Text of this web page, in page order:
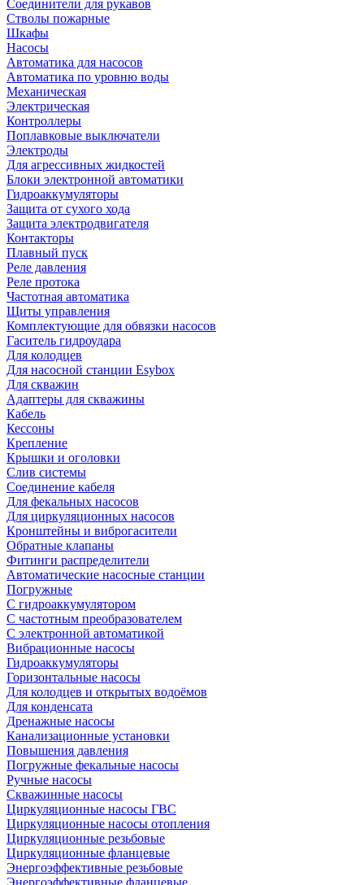
Соединители для рукавов
Стволы пожарные
Шкафы
Насосы
Автоматика для насосов
Автоматика по уровню воды
Механическая
Электрическая
Контроллеры
Поплавковые выключатели
Электроды
Для агрессивных жидкостей
Блоки электронной автоматики
Гидроаккумуляторы
Защита от сухого хода
Защита электродвигателя
Контакторы
Плавный пуск
Реле давления
Реле протока
Частотная автоматика
Щиты управления
Комплектующие для обвязки насосов
Гаситель гидроудара
Для колодцев
Для насосной станции Esybox
Для скважин
Адаптеры для скважины
Кабель
Кессоны
Крепление
Крышки и оголовки
Слив системы
Соединение кабеля
Для фекальных насосов
Для циркуляционных насосов
Кронштейны и виброгасители
Обратные клапаны
Фитинги распределители
Автоматические насосные станции
Погружные
С гидроаккумулятором
С частотным преобразователем
С электронной автоматикой
Вибрационные насосы
Гидроаккумуляторы
Горизонтальные насосы
Для колодцев и открытых водоёмов
Для конденсата
Дренажные насосы
Канализационные установки
Повышения давления
Погружные фекальные насосы
Ручные насосы
Скважинные насосы
Циркуляционные насосы ГВС
Циркуляционные насосы отопления
Циркуляционные резьбовые
Циркуляционные фланцевые
Энергоэффективные резьбовые
Энергоэффективные фланцевые